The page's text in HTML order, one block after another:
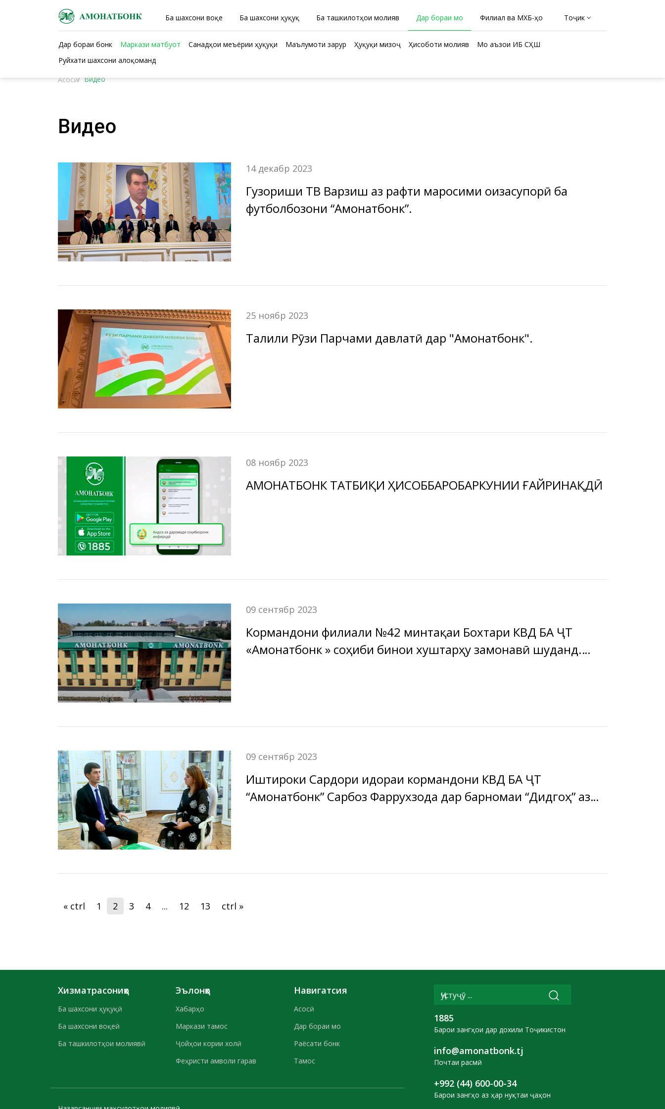
Ба шахсони воқеӣ Ба шахсони ҳуқуқӣ Ба ташкилотҳои молиявӣ Дар бораи мо Филиал ва МХБ-ҳо Тоҷикӣ
Дар бораи бонк Маркази матбуот Санадҳои меъёрии ҳуқуқи Маълумоти зарурӣ Ҳуқуқи мизоҷ Ҳисоботи молиявӣ
Мо аъзои ИБ СҲШ
Руйхати шахсони алоқоманд
Асосӣ Видео
Видео
14 декабр 2023
Гузориши ТВ Варзиш аз рафти маросими ҷоизасупорӣ ба
футболбозони “Амонатбонк”.
25 ноябр 2023
Таҷлили Рӯзи Парчами давлатӣ дар "Амонатбонк".
08 ноябр 2023
АМОНАТБОНК ТАТБИҚИ ҲИСОББАРОБАРКУНИИ ҒАЙРИНАҚДӢ
09 сентябр 2023
Кормандони филиали №42 минтақаи Бохтари КВД БА ҶТ
«Амонатбонк » соҳиби бинои хуштарҳу замонавӣ шуданд.
09 сентябр 2023
Иштироки Сардори идораи кормандони КВД БА ҶТ
“Амонатбонк” Сарбоз Фаррухзода дар барномаи “Дидгоҳ” аз
« ctrl 1 2 3 4 ... 12 13 ctrl »
Хизматрасониҳо
Ба шахсони ҳуқуқӣ
Ба шахсони воқеӣ
Ба ташкилотҳои молиявӣ
Эълонҳо
Хабарҳо
Маркази тамос
Ҷойҳои кории холӣ
Феҳристи амволи гарав
Навигатсия
Асосӣ
Дар бораи мо
Раёсати бонк
Тамос
1885
Барои зангҳои дар дохили Тоҷикистон
info@amonatbonk.tj
Почтаи расмӣ
+992 (44) 600-00-34
Барои зангҳо аз ҳар нуқтаи ҷаҳон